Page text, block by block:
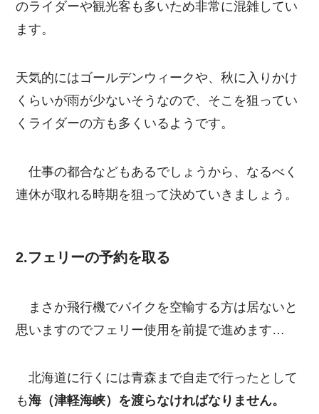
のライダーや観光客も多いため非常に混雑してい
ます。
天気的にはゴールデンウィークや、秋に入りかけ
くらいが雨が少ないそうなので、そこを狙ってい
くライダーの方も多くいるようです。
仕事の都合などもあるでしょうから、なるべく
連休が取れる時期を狙って決めていきましょう。
2.フェリーの予約を取る
まさか飛行機でバイクを空輸する方は居ないと
思いますのでフェリー使用を前提で進めます…
北海道に行くには青森まで自走で行ったとして
も海（津軽海峡）を渡らなければなりません。